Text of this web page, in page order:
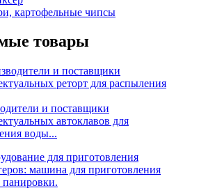
картофельные чипсы
товары
и поставщики
автоклавов для
воды...